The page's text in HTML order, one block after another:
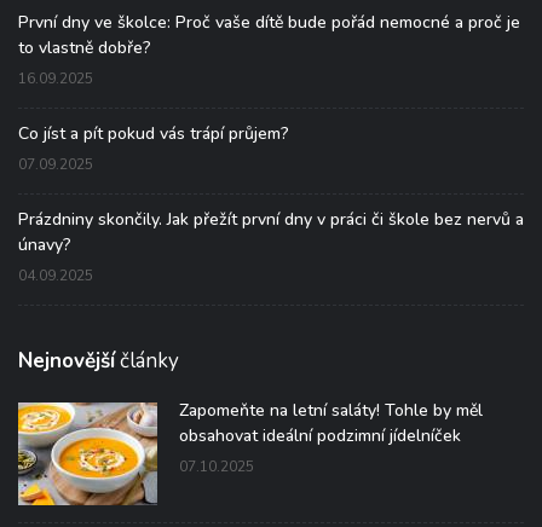
První dny ve školce: Proč vaše dítě bude pořád nemocné a proč je
to vlastně dobře?
16.09.2025
Co jíst a pít pokud vás trápí průjem?
07.09.2025
Prázdniny skončily. Jak přežít první dny v práci či škole bez nervů a
únavy?
04.09.2025
Nejnovějšíčlánky
Zapomeňte na letní saláty! Tohle by měl
obsahovat ideální podzimní jídelníček
07.10.2025